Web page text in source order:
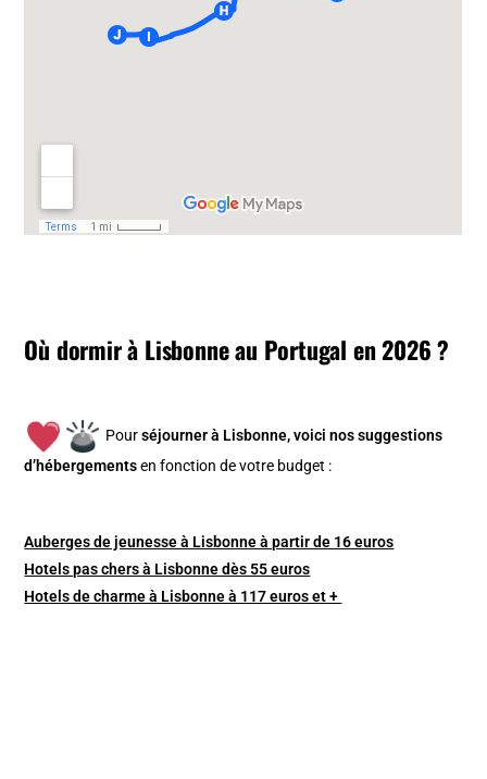
Où dormir à Lisbonne au Portugal en 2026 ?
Pourséjourner à Lisbonne, voici nos suggestions
d’hébergements en fonction de votre budget :
Auberges de jeunesse à Lisbonne à partir de 16 euros
Hotels pas chers à Lisbonne dès 55 euros
Hotels de charme à Lisbonne à 117 euros et +